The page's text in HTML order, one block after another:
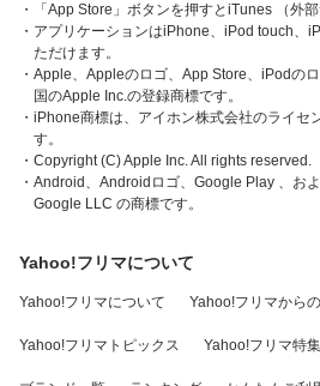
・「App Store」ボタンを押すとiTunes （外
・アプリケーションはiPhone、iPod touch、
ただけます。
・Apple、Appleのロゴ、App Store、iPodの
国のApple Inc.の登録商標です。
・iPhone商標は、アイホン株式会社のライセ
す。
・Copyright (C) Apple Inc. All rights reserved.
・Android、Androidロゴ、Google Play 、お
Google LLC の商標です。
Yahoo!フリマについて
Yahoo!フリマについて Yahoo!フリマから
Yahoo!フリマトピックス Yahoo!フリマ特集